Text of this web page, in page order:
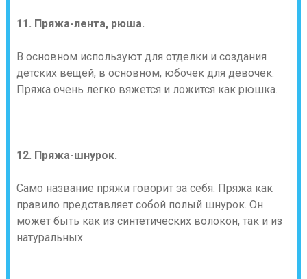
11. Пряжа-лента, рюша.
В основном используют для отделки и создания
детских вещей, в основном, юбочек для девочек.
Пряжа очень легко вяжется и ложится как рюшка.
12. Пряжа-шнурок.
Само название пряжи говорит за себя. Пряжа как
правило представляет собой полый шнурок. Он
может быть как из синтетических волокон, так и из
натуральных.